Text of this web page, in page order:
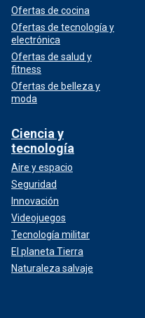
Ofertas de cocina
Ofertas de tecnología y
electrónica
Ofertas de salud y
fitness
Ofertas de belleza y
moda
Ciencia y
tecnología
Aire y espacio
Seguridad
Innovación
Videojuegos
Tecnología militar
El planeta Tierra
Naturaleza salvaje